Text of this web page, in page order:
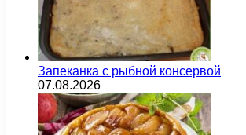
Запеканка с рыбной консервой
07.08.2026